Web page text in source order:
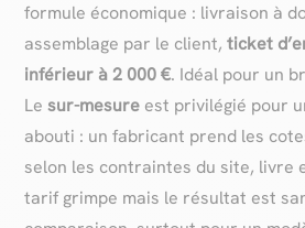
formule économique : livraison à
assemblage par le client, ticket
inférieur à 2 000 €. Idéal pour un
Le sur-mesure est privilégié pour
abouti : un fabricant prend les
selon les contraintes du site, livre
tarif grimpe mais le résultat est